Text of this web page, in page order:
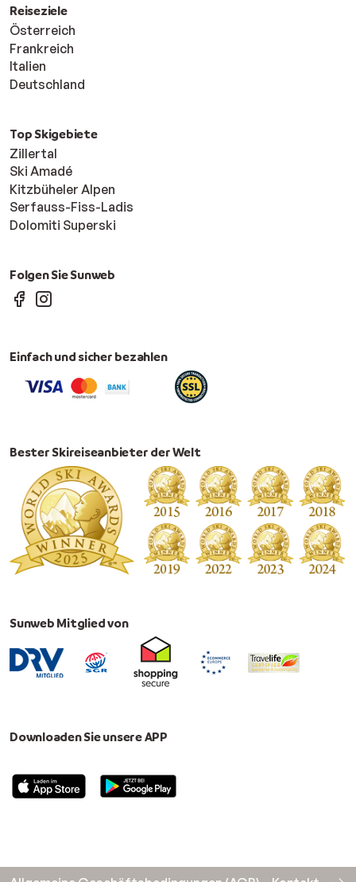
Reiseziele
Österreich
Frankreich
Italien
Deutschland
Top Skigebiete
Zillertal
Ski Amadé
Kitzbüheler Alpen
Serfauss-Fiss-Ladis
Dolomiti Superski
Folgen Sie Sunweb
Einfach und sicher bezahlen
Bester Skireiseanbieter der Welt
Sunweb Mitglied von
Downloaden Sie unsere APP